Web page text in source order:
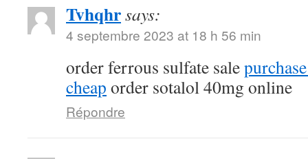
Tvhqhrsays:
4 septembre 2023 at 18 h 56 min
order ferrous sulfate sale
cheap order sotalol 40mg online
Répondre